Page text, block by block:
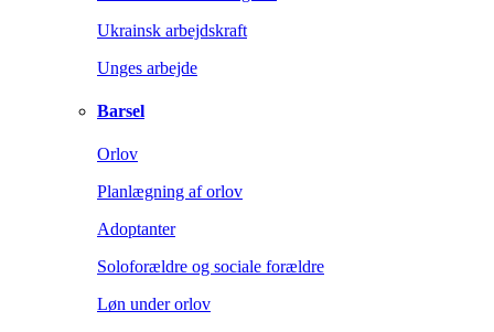
Ukrainsk arbejdskraft
Unges arbejde
Barsel
Orlov
Planlægning af orlov
Adoptanter
Soloforældre og sociale forældre
Løn under orlov